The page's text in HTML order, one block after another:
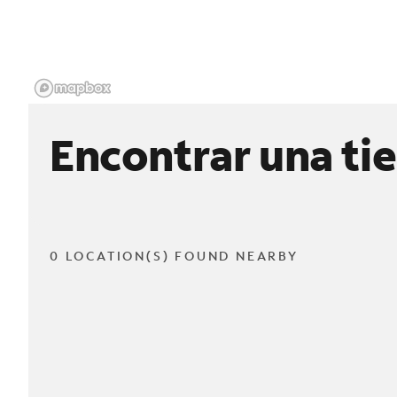
Encontrar una
0 LOCATION(S) FOUND NEARBY